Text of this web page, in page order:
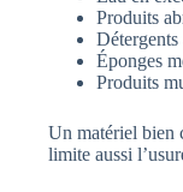
Produits
Détergents
Éponges
Produits
Un matériel bien
limite aussi